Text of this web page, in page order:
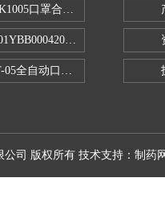
口罩合成血液穿透试验仪
数显式安瓿瓶圆
05全自动口红折断力测试仪
司 版权所有 技术支持： 制药